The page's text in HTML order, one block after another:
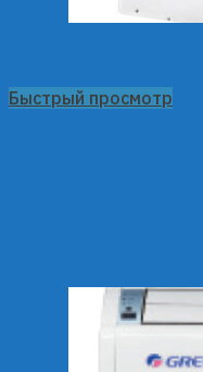
Быстрый просмотр